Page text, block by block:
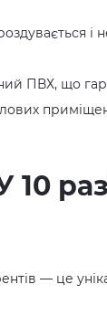
і
ПВХ, що
10
— це